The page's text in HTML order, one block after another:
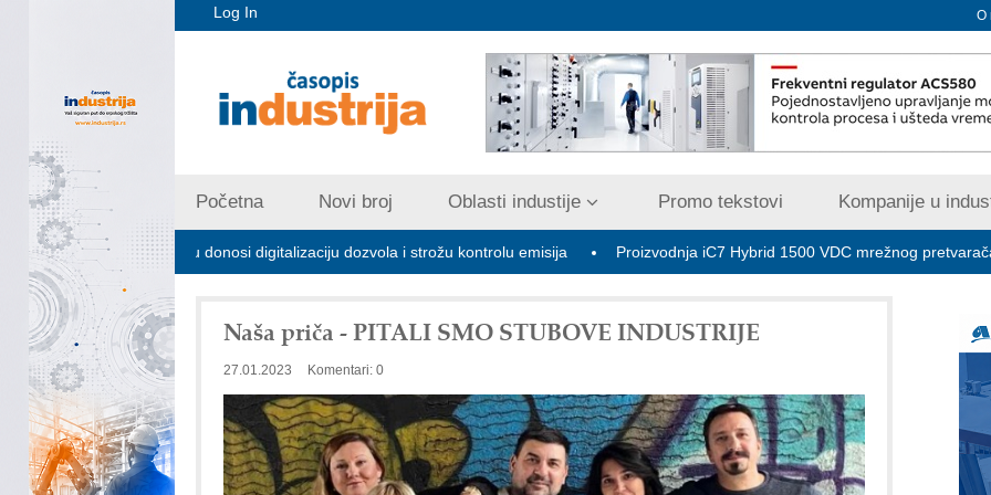
Log In O
Početna Novi broj Oblasti industije Promo tekstovi Kompanije u
zagađivanju donosi digitalizaciju dozvola i strožu kontrolu emisija Proizvodnja iC7 Hybrid 1500 VDC mrežnog pretvarača sa tečnim
Naša priča - PITALI SMO STUBOVE INDUSTRIJE
27.01.2023 Komentari: 0